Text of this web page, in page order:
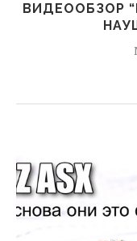
ВИДЕООБЗОР